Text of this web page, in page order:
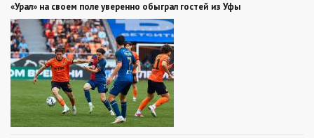
«Урал» на своем поле уверенно обыграл гостей из Уфы